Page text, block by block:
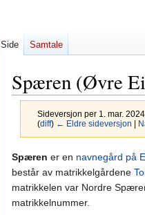
Spæren (Øvre
Sideversjon per 1. mar.
(diff) ← Eldre sideversjon
Hopp
til
navigering
Hopp
til
søk
Spæren er en navnegård på
består av matrikkelgårdene
matrikkelen var Nordre
matrikkelnummer.
Side Samtale